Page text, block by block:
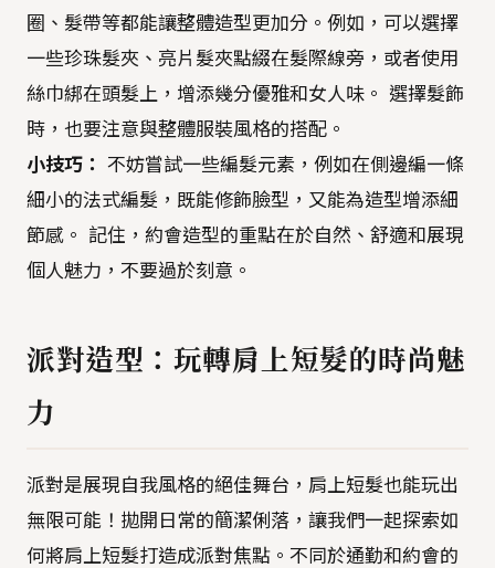
圈、髮帶等都能讓整體造型更加分。例如，可以選擇
一些珍珠髮夾、亮片髮夾點綴在髮際線旁，或者使用
絲巾綁在頭髮上，增添幾分優雅和女人味。 選擇髮飾
時，也要注意與整體服裝風格的搭配。
小技巧： 不妨嘗試一些編髮元素，例如在側邊編一條
細小的法式編髮，既能修飾臉型，又能為造型增添細
節感。 記住，約會造型的重點在於自然、舒適和展現
個人魅力，不要過於刻意。
派對造型：玩轉肩上短髮的時尚魅
力
派對是展現自我風格的絕佳舞台，肩上短髮也能玩出
無限可能！拋開日常的簡潔俐落，讓我們一起探索如
何將肩上短髮打造成派對焦點。不同於通勤和約會的